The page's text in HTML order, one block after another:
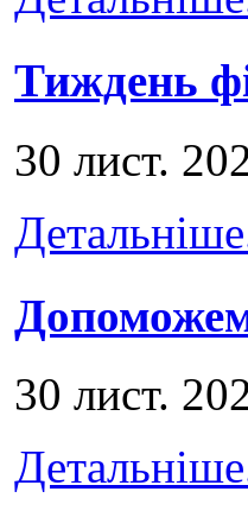
Тиждень
30 лист.
30 лист.